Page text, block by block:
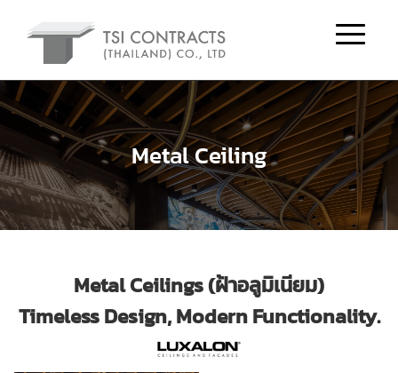
Metal Ceiling
Metal Ceilings (ฝ้าอลูมิเนียม)
Timeless Design, Modern Functionality.